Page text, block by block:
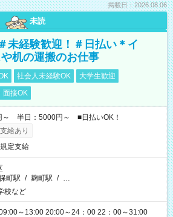
掲載日：2026.08.06
未読
未経験歓迎！＃日払い＊イ
机の運搬のお仕事
社会人未経験OK
大学生歓迎
面接OK
～ 半日：5000円～ ■日払いOK！
給あり
定支給
町駅 / 麹町駅 / …
校など
～13:00 20:00～24：00 22：00～31:00